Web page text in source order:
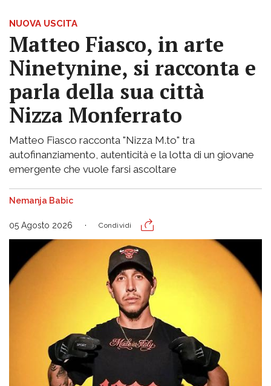
NUOVA USCITA
Matteo Fiasco, in arte
Ninetynine, si racconta e
parla della sua città
Nizza Monferrato
Matteo Fiasco racconta "Nizza M.to" tra
autofinanziamento, autenticità e la lotta di un giovane
emergente che vuole farsi ascoltare
Nemanja Babic
05 Agosto 2026 Condividi